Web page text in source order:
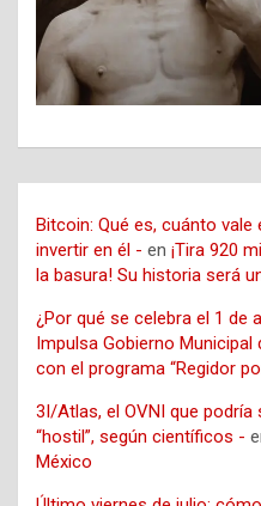
Bitcoin: Qué es, cuánto
invertir en él - en ¡Tira 920
la basura! Su historia será
¿Por qué se celebra el 1 de
Impulsa Gobierno Municipal
con el programa “Regidor
3I/Atlas, el OVNI que
“hostil”, según científicos -
México